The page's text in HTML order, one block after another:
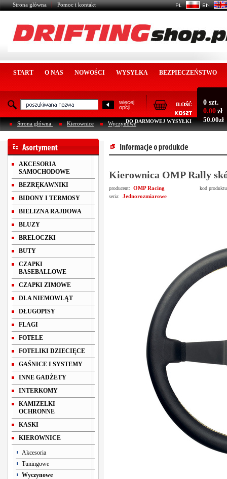
Strona główna Pomoc i kontakt
START O NAS NOWOŚCI WYSYŁKA BEZPIECZEŃSTWO
więcej
opcji
0 szt.
0.00 zł
DO DARMOWEJ WYSYŁKI 50.00zł
Strona główna Kierownice Wyczynowe
AKCESORIA
SAMOCHODOWE
BEZRĘKAWNIKI
BIDONY I TERMOSY
BIELIZNA RAJDOWA
BLUZY
BRELOCZKI
BUTY
CZAPKI
BASEBALLOWE
CZAPKI ZIMOWE
DLA NIEMOWLĄT
DŁUGOPISY
FLAGI
FOTELE
FOTELIKI DZIECIĘCE
GAŚNICE I SYSTEMY
INNE GADŻETY
INTERKOMY
KAMIZELKI
OCHRONNE
KASKI
KIEROWNICE
Akcesoria
Tuningowe
Wyczynowe
Kierownica OMP Rally
producent: OMP Racing
kod
seria:
Jednorozmiarowe